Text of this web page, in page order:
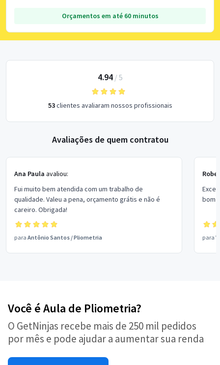
Orçamentos em até 60 minutos
4.94/ 5
53clientes avaliaram nossos profissionais
Avaliações de quem contratou
Ana Paula avaliou:
Fui muito bem atendida com um trabalho de
qualidade. Valeu a pena, orçamento grátis e não é
careiro. Obrigada!
para Antônio Santos /Pliometria
bom
para
Você é Aula de Pliometria?
O GetNinjas recebe mais de 250 mil pedidos
por mês e pode ajudar a aumentar sua renda